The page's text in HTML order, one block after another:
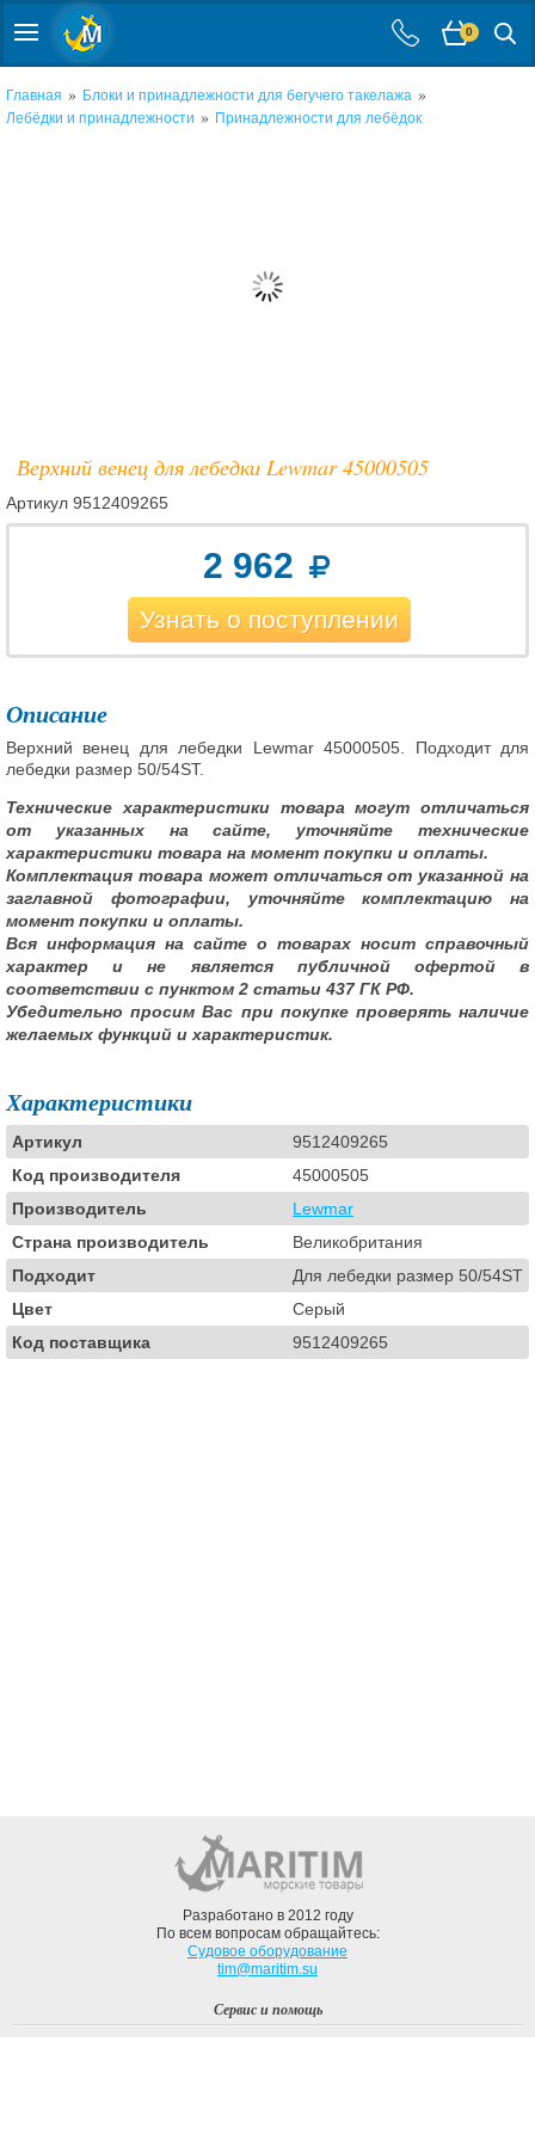
0
Главная » Блоки и принадлежности для бегучего такелажа »
Лебёдки и принадлежности » Принадлежности для лебёдок
Верхний венец для лебедки Lewmar 45000505
Артикул 9512409265
2 962
Узнать о поступлении
Описание
Верхний венец для лебедки Lewmar 45000505. Подходит для
лебедки размер 50/54ST.
Технические характеристики товара могут отличаться
от указанных на сайте, уточняйте технические
характеристики товара на момент покупки и оплаты.
Комплектация товара может отличаться от указанной на
заглавной фотографии, уточняйте комплектацию на
момент покупки и оплаты.
Вся информация на сайте о товарах носит справочный
характер и не является публичной офертой в
соответствии с пунктом 2 статьи 437 ГК РФ.
Убедительно просим Вас при покупке проверять наличие
желаемых функций и характеристик.
Характеристики
Артикул
9512409265
Код производителя
45000505
Производитель
Lewmar
Страна производитель
Великобритания
Подходит
Для лебедки размер 50/54ST
Цвет
Серый
Код поставщика
9512409265
Разработано в 2012 году
По всем вопросам обращайтесь:
Судовое оборудование
tim@maritim.su
Сервис и помощь